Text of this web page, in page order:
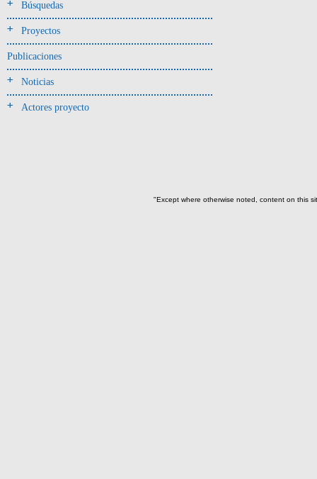
Tumba 9 (322)
Unidad superficial (S) vinculada al
~Alineamientos de monolitos en el
~Contexto desconocido. Objeto
recuperado en la escombrera (5)
Búsquedas
Proyectos
Publicaciones
Noticias
Actores proyecto
"Except where otherwise noted, content on this